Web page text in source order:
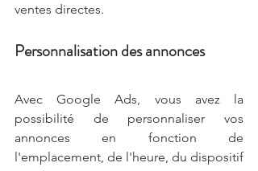
ventes directes.
Personnalisation des annonces
Avec Google Ads, vous avez la
possibilité de personnaliser vos
annonces en fonction de
l'emplacement, de l'heure, du dispositif